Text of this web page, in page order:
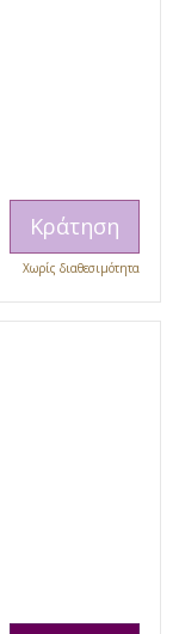
Κράτηση
Χωρίς διαθεσιμότητα